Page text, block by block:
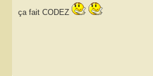
ça fait CODEZ